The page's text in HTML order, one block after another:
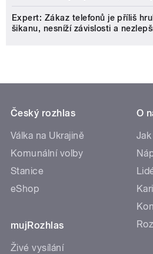
Expert: Zákaz telefonů je příliš
šikanu, nesníží závislosti a
Český rozhlas
Válka na Ukrajině
Komunální volby
Stanice
eShop
mujRozhlas
Živé vysílání
O